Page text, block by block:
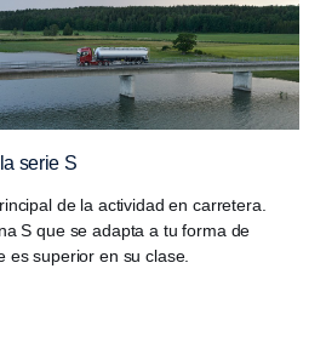
serie S
de la actividad en carretera.
S que se adapta a tu forma de
es superior en su clase.